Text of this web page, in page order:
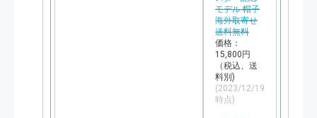
モデル 帽子
海外取寄せ
送料無料
価格：
15,800円
（税込、送
料別)
(2023/12/19
時点)